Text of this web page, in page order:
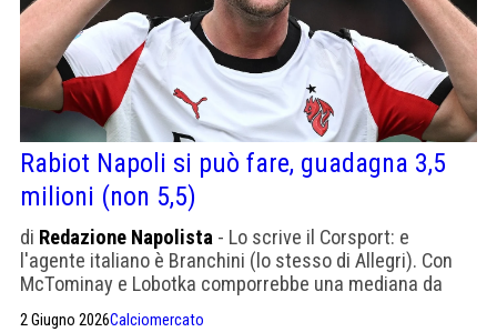
Rabiot Napoli si può fare, guadagna 3,5
milioni (non 5,5)
di Redazione Napolista - Lo scrive il Corsport: e
l'agente italiano è Branchini (lo stesso di Allegri). Con
McTominay e Lobotka comporrebbe una mediana da
urlo
2 Giugno 2026Calciomercato